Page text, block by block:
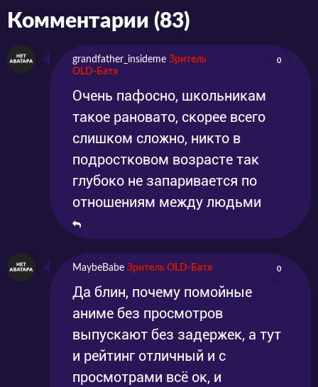
Комментарии (83)
grandfather_insideme Зритель
OLD-Батя
0
Очень пафосно, школьникам
такое рановато, скорее всего
слишком сложно, никто в
подростковом возрасте так
глубоко не запаривается по
отношениям между людьми
MaybeBabe Зритель OLD-Батя 0
Да блин, почему помойные
аниме без просмотров
выпускают без задержек, а тут
и рейтинг отличный и с
просмотрами всё ок, и